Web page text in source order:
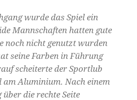
wurde das Spiel ein
Mannschaften hatten gute
noch nicht genutzt wurden
seine Farben in Führung
scheiterte der Sportlub
am Aluminium. Nach einem
über die rechte Seite